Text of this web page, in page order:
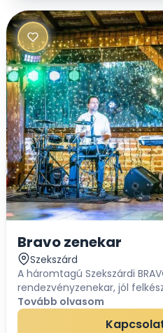
Bravo zenekar
Szekszárd
A háromtagú Szekszárdi
rendezvényzenekar, jól
az örökzöld magyar és
mulatós lakodalmas
Tovább olvasom